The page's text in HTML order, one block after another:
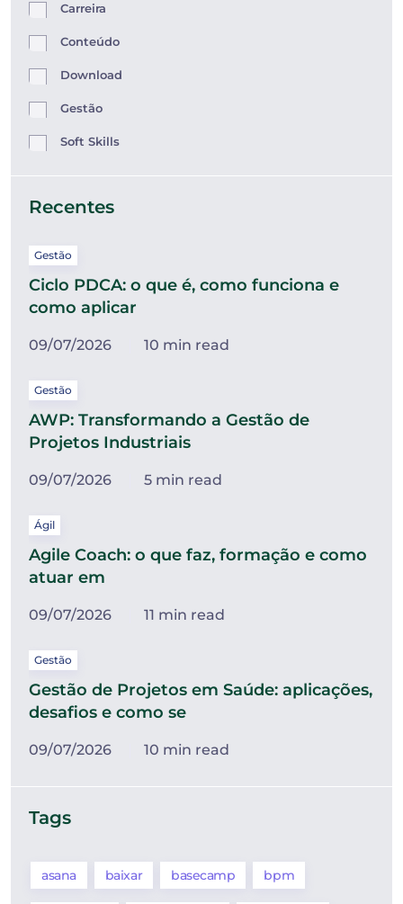
Carreira
Conteúdo
Download
Gestão
Soft Skills
Recentes
Gestão
Ciclo PDCA: o que é, como funciona e
como aplicar
09/07/2026 10 min read
Gestão
AWP: Transformando a Gestão de
Projetos Industriais
09/07/2026 5 min read
Ágil
Agile Coach: o que faz, formação e como
atuar em
09/07/2026 11 min read
Gestão
Gestão de Projetos em Saúde: aplicações,
desafios e como se
09/07/2026 10 min read
Tags
asana baixar basecamp bpm